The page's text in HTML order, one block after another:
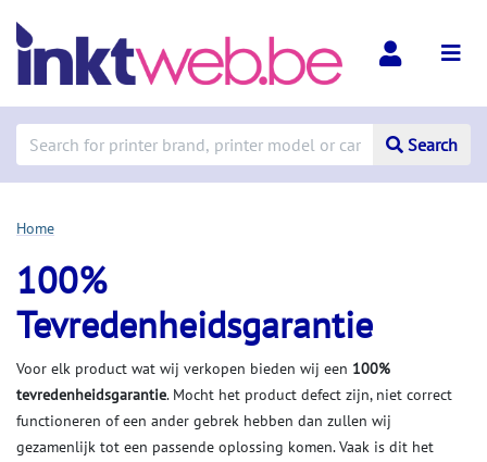
Search
Home
100%
Tevredenheidsgarantie
Voor elk product wat wij verkopen bieden wij een 100%
tevredenheidsgarantie. Mocht het product defect zijn, niet correct
functioneren of een ander gebrek hebben dan zullen wij
gezamenlijk tot een passende oplossing komen. Vaak is dit het